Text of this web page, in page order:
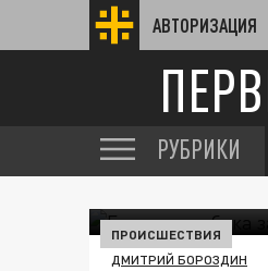
АВТОРИЗАЦИЯ
РУБРИКИ
ПРОИСШЕСТВИЯ
ДМИТРИЙ БОРОЗДИН